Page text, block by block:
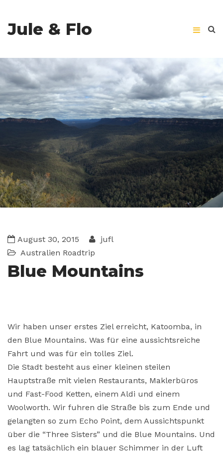
Jule & Flo
August 30, 2015
jufl
Australien Roadtrip
Blue Mountains
Wir haben unser erstes Ziel erreicht, Katoomba, in
den Blue Mountains. Was für eine aussichtsreiche
Fahrt und was für ein tolles Ziel.
Die Stadt besteht aus einer kleinen steilen
Hauptstraße mit vielen Restaurants, Maklerbüros
und Fast-Food Ketten, einem Aldi und einem
Woolworth. Wir fuhren die Straße bis zum Ende und
gelangten so zum Echo Point, dem Aussichtspunkt
über die “Three Sisters” und die Blue Mountains. Und
es lag tatsächlich ein blauer Schimmer in der Luft